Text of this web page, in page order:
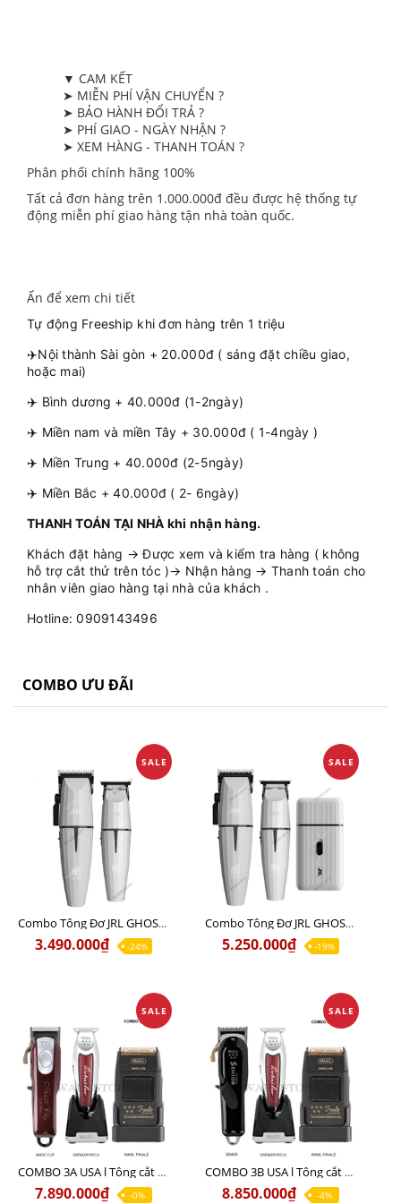
▼ CAM KẾT
➤ MIỄN PHÍ VẬN CHUYỂN ?
➤ BẢO HÀNH ĐỔI TRẢ ?
➤ PHÍ GIAO - NGÀY NHẬN ?
➤ XEM HÀNG - THANH TOÁN ?
Phân phối chính hãng 100%
Tất cả đơn hàng trên 1.000.000đ đều được hệ thống tự
động miễn phí giao hàng tận nhà toàn quốc.
Ấn để xem chi tiết
Tự động Freeship khi đơn hàng trên 1 triệu
✈️Nội thành Sài gòn + 20.000đ ( sáng đặt chiều giao,
hoặc mai)
✈️ Bình dương + 40.000đ (1-2ngày)
✈️ Miền nam và miền Tây + 30.000đ ( 1-4ngày )
✈️ Miền Trung + 40.000đ (2-5ngày)
✈️ Miền Bắc + 40.000đ ( 2- 6ngày)
THANH TOÁN TẠI NHÀ khi nhận hàng.
Khách đặt hàng → Được xem và kiểm tra hàng ( không
hỗ trợ cắt thử trên tóc )→ Nhận hàng → Thanh toán cho
nhân viên giao hàng tại nhà của khách .
Hotline: 0909143496
COMBO ƯU ĐÃI
SALE
Combo Tông Đơ JRL GHOST 1 Limited Edition Chính Hãng USA
3.490.000₫ -24%
SALE
Combo Tông Đơ JRL GHOST 2 Limited Edition Chính Hãng USA
5.250.000₫ -19%
SALE
COMBO 3A USA l Tông cắt MAGIC + Tông viền DETAILER PRO LI + Cạo khô FINALE
7.890.000₫ -0%
SALE
COMBO 3B USA l Tông cắt SENIOR + Tông viền DETAILER PRO LI + Cạo khô FINALE
8.850.000₫ -4%